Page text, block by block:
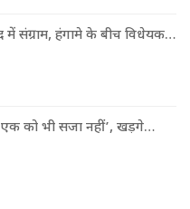
में संग्राम, हंगामे के बीच विधेयक…
को भी सजा नहीं’, खड़गे…